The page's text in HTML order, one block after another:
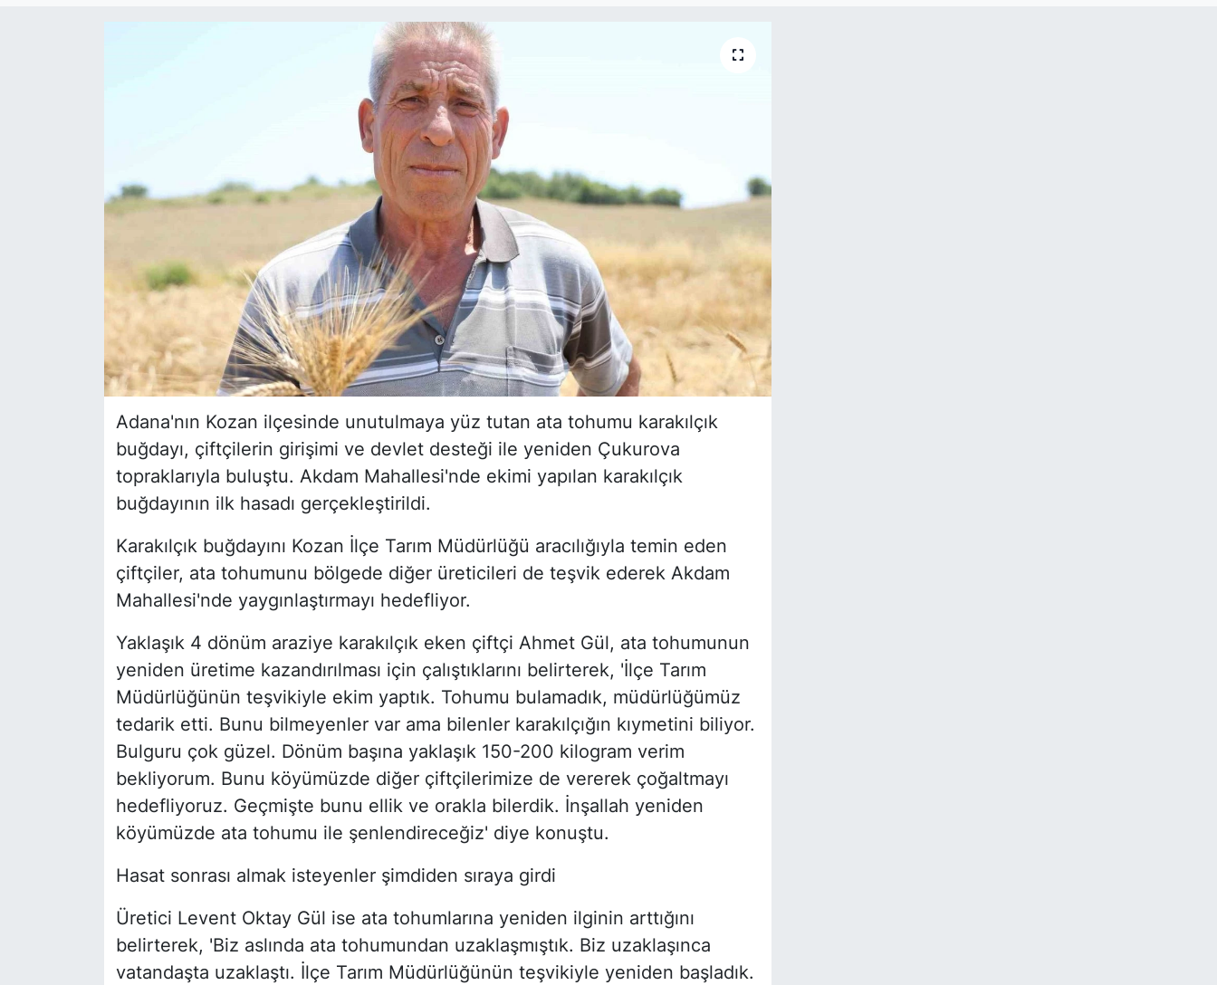
Adana'nın Kozan ilçesinde unutulmaya yüz tutan ata tohumu karakılçık
buğdayı, çiftçilerin girişimi ve devlet desteği ile yeniden Çukurova
topraklarıyla buluştu. Akdam Mahallesi'nde ekimi yapılan karakılçık
buğdayının ilk hasadı gerçekleştirildi.
Karakılçık buğdayını Kozan İlçe Tarım Müdürlüğü aracılığıyla temin eden
çiftçiler, ata tohumunu bölgede diğer üreticileri de teşvik ederek Akdam
Mahallesi'nde yaygınlaştırmayı hedefliyor.
Yaklaşık 4 dönüm araziye karakılçık eken çiftçi Ahmet Gül, ata tohumunun
yeniden üretime kazandırılması için çalıştıklarını belirterek, 'İlçe Tarım
Müdürlüğünün teşvikiyle ekim yaptık. Tohumu bulamadık, müdürlüğümüz
tedarik etti. Bunu bilmeyenler var ama bilenler karakılçığın kıymetini biliyor.
Bulguru çok güzel. Dönüm başına yaklaşık 150-200 kilogram verim
bekliyorum. Bunu köyümüzde diğer çiftçilerimize de vererek çoğaltmayı
hedefliyoruz. Geçmişte bunu ellik ve orakla bilerdik. İnşallah yeniden
köyümüzde ata tohumu ile şenlendireceğiz' diye konuştu.
Hasat sonrası almak isteyenler şimdiden sıraya girdi
Üretici Levent Oktay Gül ise ata tohumlarına yeniden ilginin arttığını
belirterek, 'Biz aslında ata tohumundan uzaklaşmıştık. Biz uzaklaşınca
vatandaşta uzaklaştı. İlçe Tarım Müdürlüğünün teşvikiyle yeniden başladık.